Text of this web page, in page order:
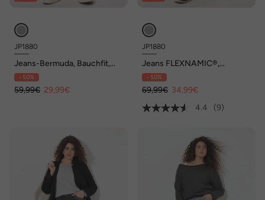
JP1880
Jeans-Bermuda, Bauchfit,
FLEXNAMIC®, Denim, 5-
Pocket, bis Gr. 72
- 50%
59,99€ 29,99€
JP1880
Jeans FLEXNAMIC®,
Bauchfit, Denim, Straight Fit,
5-Pocket, bis Gr. 36/72
- 50%
69,99€ 34,99€
4.4
(9)